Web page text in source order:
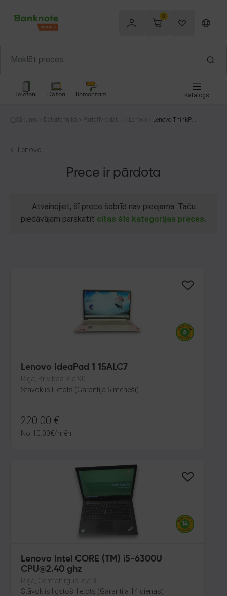
0
Telefoni Datori Remontam Katalogs
Sākums Datortehnika
Portatīvie dator
Lenovo
Lenovo ThinkPad
Lenovo
Prece ir pārdota
Atvainojiet, šī prece šobrīd nav pieejama. Taču
piedāvājam parskatīt citas šīs kategorijas preces.
Lenovo IdeaPad 1 15ALC7
Rīga, Brīvības iela 90
Stāvoklis Lietots (Garantija 6 mēneši)
220.00 €
No 10.00€/mēn.
Lenovo Intel CORE (TM) i5-6300U
CPU@2.40 ghz
Rīga, Centrāltirgus iela 3
Stāvoklis Ilgstoši lietots (Garantija 14 dienas)